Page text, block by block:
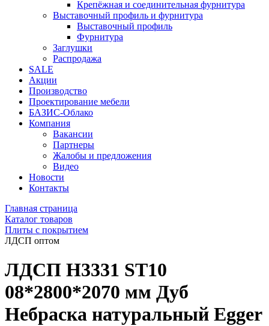
Крепёжная и соединительная фурнитура
Выставочный профиль и фурнитура
Выставочный профиль
Фурнитура
Заглушки
Распродажа
SALE
Акции
Производство
Проектирование мебели
БАЗИС-Облако
Компания
Вакансии
Партнеры
Жалобы и предложения
Видео
Новости
Контакты
Главная страница
Каталог товаров
Плиты с покрытием
ЛДСП оптом
ЛДСП H3331 ST10
08*2800*2070 мм Дуб
Небраска натуральный Egger